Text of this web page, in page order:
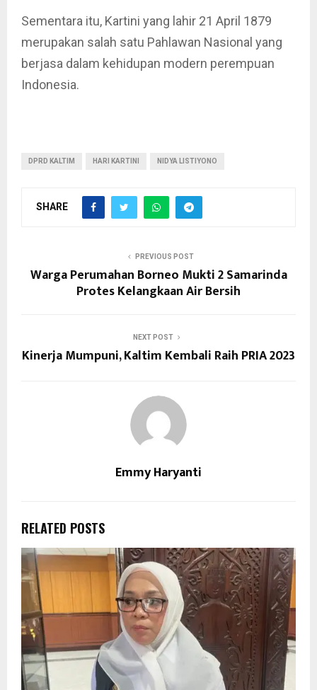
Sementara itu, Kartini yang lahir 21 April 1879
merupakan salah satu Pahlawan Nasional yang
berjasa dalam kehidupan modern perempuan
Indonesia.
DPRD KALTIM HARI KARTINI NIDYA LISTIYONO
SHARE
PREVIOUS POST
Warga Perumahan Borneo Mukti 2 Samarinda
Protes Kelangkaan Air Bersih
NEXT POST
Kinerja Mumpuni, Kaltim Kembali Raih PRIA 2023
Emmy Haryanti
RELATED POSTS